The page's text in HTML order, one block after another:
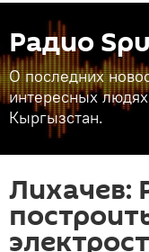
Радио
О последних
интересных
Кыргызстан.
Лихачев: